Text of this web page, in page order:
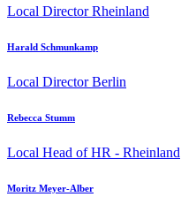
Local Director Rheinland
Harald Schmunkamp
Local Director Berlin
Rebecca Stumm
Local Head of HR - Rheinland
Moritz Meyer-Alber